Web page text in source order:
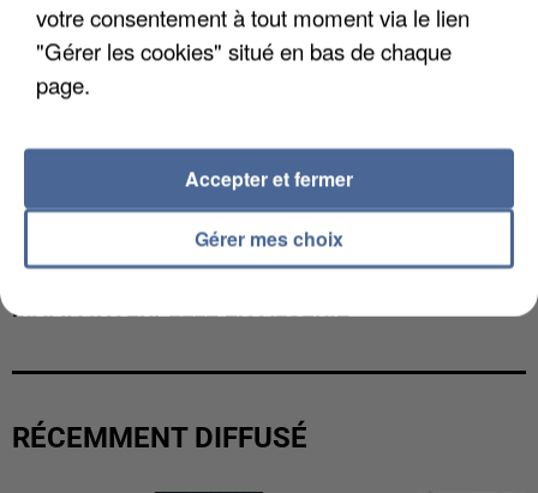
MAFIA INTERPELLÉ EN ALGÉRIE
RÉCEMMENT DIFFUSÉ
votre consentement à tout moment via le lien
"Gérer les cookies" situé en bas de chaque
page.
Gérer mes choix
Accepter et fermer